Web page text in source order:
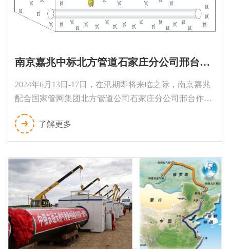
南京嘉兆中标北方管道石家庄分公司邢台作业区汛期河道下切管道埋深监测项目
2024年6月13日-17日，在汛期即将来临之际，南京嘉兆
配合国家管网集团北方管道公司石家庄分公司邢台作业
区，在邢台市沙河城镇“石邯线”沙河穿越石笼加固段安
装2套河道下切管道埋深河床冲刷智能监测系统，能够
对管道埋深进行24小时不间断的精准监测。
了解更多